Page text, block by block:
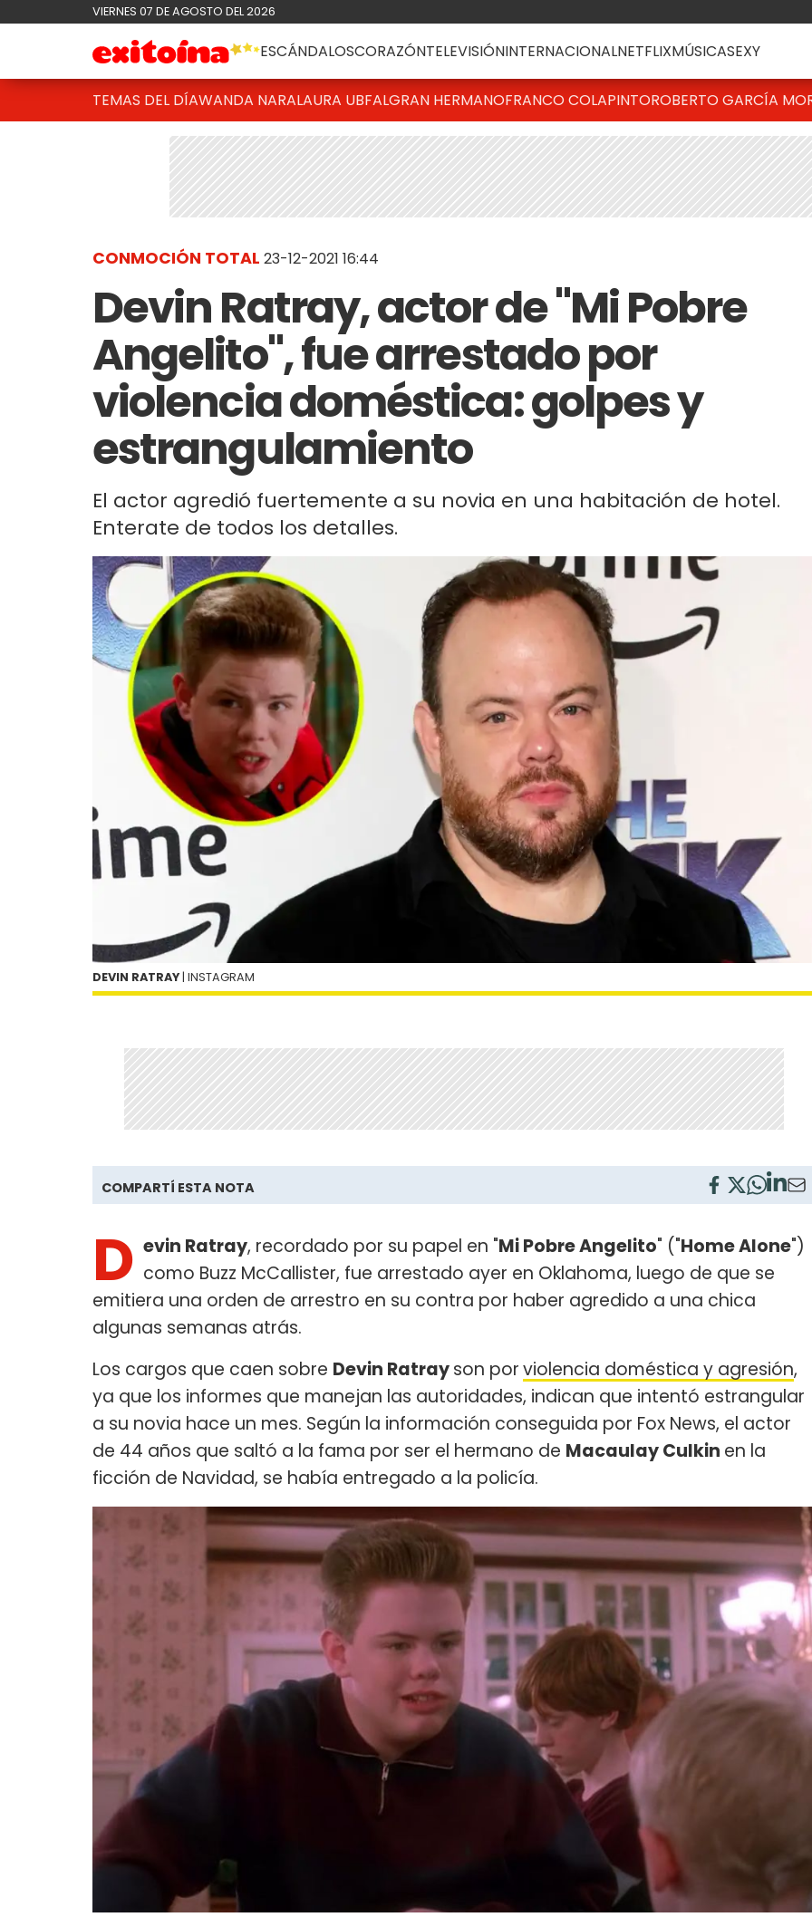
VIERNES 07 DE AGOSTO DEL 2026
ESCÁNDALOSCORAZÓNTELEVISIÓNINTERNACIONALNETFLIXMÚSICASEXY
TEMAS DEL DÍAWANDA NARALAURA UBFALGRAN HERMANOFRANCO COLAPINTOROBERTO GARCÍA
CONMOCIÓN TOTAL 23-12-2021 16:44
Devin Ratray, actor de "Mi Pobre
Angelito", fue arrestado por
violencia doméstica: golpes y
estrangulamiento
El actor agredió fuertemente a su novia en una habitación de hotel.
Enterate de todos los detalles.
DEVIN RATRAY| INSTAGRAM
COMPARTÍ ESTA NOTA
D evin Ratray, recordado por su papel en "Mi Pobre Angelito" ("Home Alone")
como Buzz McCallister, fue arrestado ayer en Oklahoma, luego de que se
emitiera una orden de arrestro en su contra por haber agredido a una chica
algunas semanas atrás.
Los cargos que caen sobre Devin Ratrayson porviolencia doméstica y agresión,
ya que los informes que manejan las autoridades, indican que intentó estrangular
a su novia hace un mes. Según la información conseguida por Fox News, el actor
de 44 años que saltó a la fama por ser el hermano de Macaulay Culkin en la
ficción de Navidad, se había entregado a la policía.